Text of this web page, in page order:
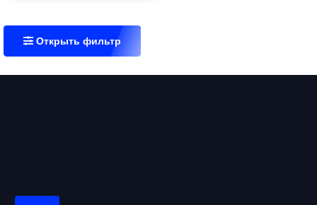
Открыть фильтр